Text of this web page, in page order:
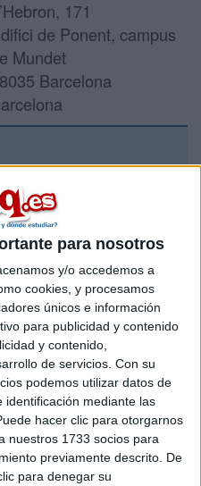
para nosotros
y/o accedemos a
cookies, y procesamos
únicos e información
para publicidad y contenido
y contenido,
de servicios. Con su
podemos utilizar datos de
identificación mediante las
hacer clic para otorgarnos
nuestros 1733 socios para
previamente descrito. De
para denegar su
171
de Ponent, campus
Mundet
Barcelona
datos y un texto con las
pulsar el botón de enviar,
introducido se enviarán
educativo para que te